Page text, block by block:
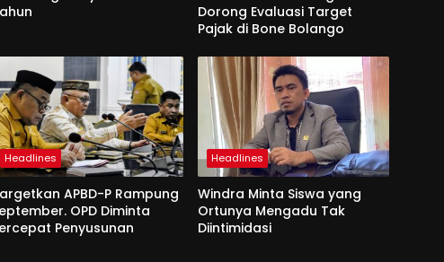
Dorong Evaluasi Target
Pajak di Bone Bolango
Headlines
APBD-P Rampung
OPD Diminta
Penyusunan
Headlines
Windra Minta Siswa yang
Ortunya Mengadu Tak
Diintimidasi